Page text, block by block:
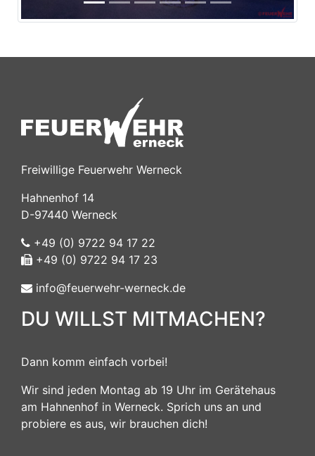
Freiwillige Feuerwehr Werneck
Hahnenhof 14
D-97440 Werneck
+49 (0) 9722 94 17 22
+49 (0) 9722 94 17 23
info@feuerwehr-werneck.de
DU WILLST MITMACHEN?
Dann komm einfach vorbei!
Wir sind jeden Montag ab 19 Uhr im Gerätehaus
am Hahnenhof in Werneck. Sprich uns an und
probiere es aus, wir brauchen dich!